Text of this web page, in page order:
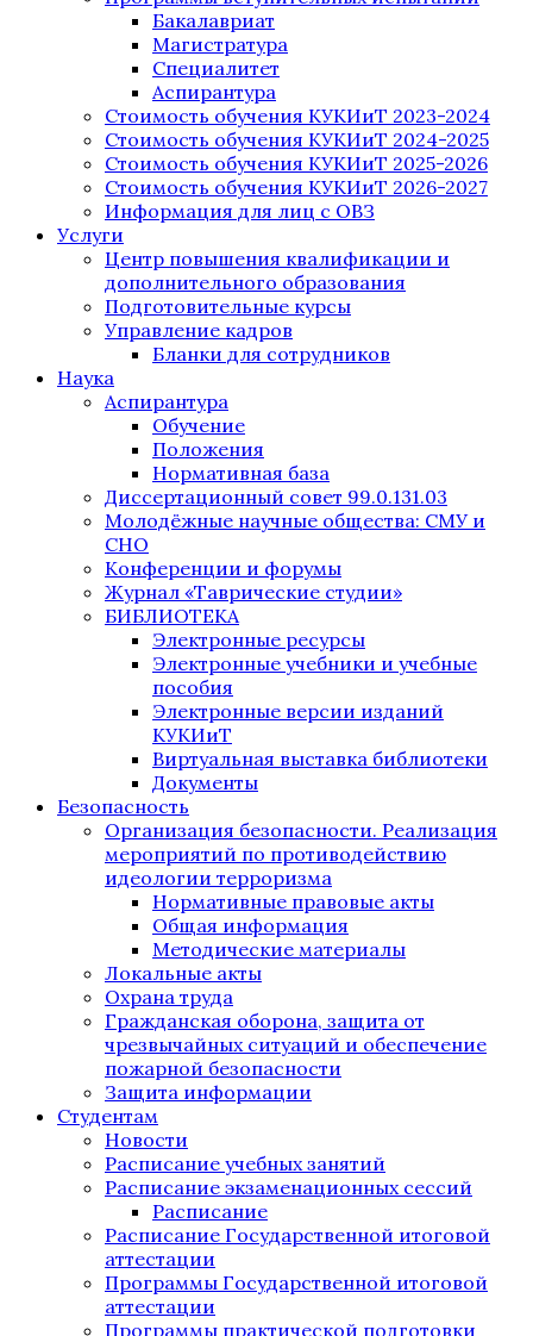
Бакалавриат
Магистратура
Специалитет
Аспирантура
Стоимость обучения КУКИиТ 2023-2024
Стоимость обучения КУКИиТ 2024-2025
Стоимость обучения КУКИиТ 2025-2026
Стоимость обучения КУКИиТ 2026-2027
Информация для лиц с ОВЗ
Услуги
Центр повышения квалификации и
дополнительного образования
Подготовительные курсы
Управление кадров
Бланки для сотрудников
Наука
Аспирантура
Обучение
Положения
Нормативная база
Диссертационный совет 99.0.131.03
Молодёжные научные общества: СМУ и
СНО
Конференции и форумы
Журнал «Таврические студии»
БИБЛИОТЕКА
Электронные ресурсы
Электронные учебники и учебные
пособия
Электронные версии изданий
КУКИиТ
Виртуальная выставка библиотеки
Документы
Безопасность
Организация безопасности. Реализация
мероприятий по противодействию
идеологии терроризма
Нормативные правовые акты
Общая информация
Методические материалы
Локальные акты
Охрана труда
Гражданская оборона, защита от
чрезвычайных ситуаций и обеспечение
пожарной безопасности
Защита информации
Студентам
Новости
Расписание учебных занятий
Расписание экзаменационных сессий
Расписание
Расписание Государственной итоговой
аттестации
Программы Государственной итоговой
аттестации
Программы практической подготовки